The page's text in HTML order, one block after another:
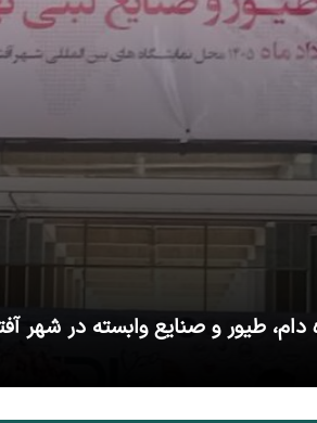
دام، طیور و صنایع وابسته در شهر